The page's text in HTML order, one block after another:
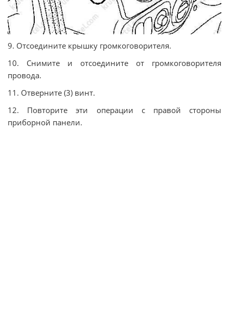
9. Отсоедините крышку громкоговорителя.
10. Снимите и отсоедините от громкоговорителя
провода.
11. Отверните (3) винт.
12. Повторите эти операции с правой стороны
приборной панели.